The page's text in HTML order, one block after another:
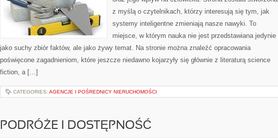
z myślą o czytelnikach, którzy interesują się tym, jak
systemy inteligentne zmieniają nasze nawyki. To
miejsce, w którym nauka nie jest przedstawiana jedynie
jako suchy zbiór faktów, ale jako żywy temat. Na stronie można znaleźć opracowania
poświęcone zagadnieniom, które jeszcze niedawno kojarzyły się głównie z literaturą science
fiction, a […]
CATEGORIES: AGENCJE I POŚREDNICY NIERUCHOMOŚCI
PODRÓŻE I DOSTĘPNOŚĆ